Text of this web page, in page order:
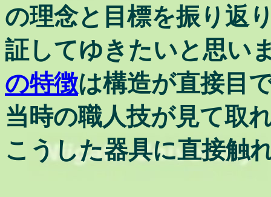
の理念と目標を振り返
証してゆきたいと思い
の特徴は構造が直接目
当時の職人技が見て取
こうした器具に直接触